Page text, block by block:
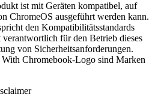
ist mit Geräten kompatibel, auf
ChromeOS ausgeführt werden kann.
den Kompatibilitätsstandards
für den Betrieb dieses
von Sicherheitsanforderungen.
Chromebook-Logo sind Marken